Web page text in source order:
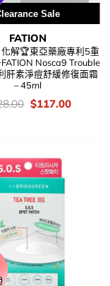
Sale
FATION
解🏆東亞藥廠專利5重
Nosca9 Trouble
肝素淨痘舒緩修復面霜
– 45ml
Original
price
$117.00Current